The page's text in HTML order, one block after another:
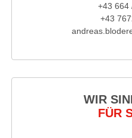
+43 664
+43
WIR
FÜR